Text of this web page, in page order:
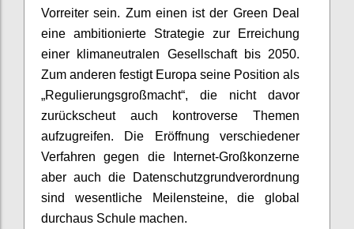
Vorreiter sein. Zum einen ist der Green Deal
eine ambitionierte Strategie zur Erreichung
einer klimaneutralen Gesellschaft bis 2050.
Zum anderen festigt Europa seine Position als
„Regulierungsgroßmacht“, die nicht davor
zurückscheut auch kontroverse Themen
aufzugreifen. Die Eröffnung verschiedener
Verfahren gegen die Internet-Großkonzerne
aber auch die Datenschutzgrundverordnung
sind wesentliche Meilensteine, die global
durchaus Schule machen.